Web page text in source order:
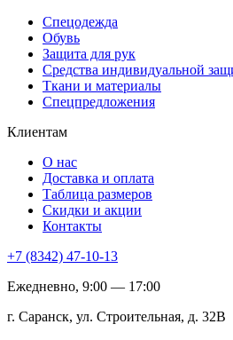
Спецодежда
Обувь
Защита для рук
Средства индивидуальной
Ткани и материалы
Спецпредложения
Клиентам
О нас
Доставка и оплата
Таблица размеров
Скидки и акции
Контакты
+7 (8342) 47-10-13
Ежедневно, 9:00 — 17:00
г. Саранск, ул. Строительная, д. 32В